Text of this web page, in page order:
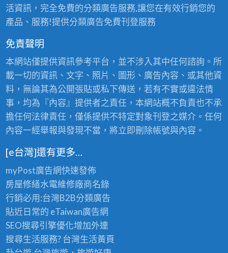
活資訊，完全免費的分類廣告服務,讓您在有效行銷您的
產品、服務!提供分類廣告免費刊登服務
免責聲明
本網站僅提供資訊參考平台，並不涉入其中任何諮詢。所
載一切的資訊、文字、照片、圖形、廣告內容、或其他資
料，無論其為公開張貼或私下傳送，若有不實或違法情
事，均為『內容』提供者之責任，本網站概不負責也不承
擔任何法律責任，僅係提供不特定對象刊登之媒介。任何
內容一經舉報與發現不當，將立即刪除帳號與內容。
[e台灣]還有更多…
myPost廣告網快速發佈
房屋修繕水電維修廠商名錄
行銷必用:台灣B2B分類廣告
貼近日常的 eTaiwan廣告網
SEO搜尋引擎優化增加外連
搜尋生活服務? 台灣生活黃頁